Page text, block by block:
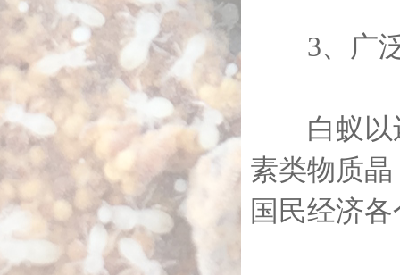
3、广
白蚁以还
素类物质
国民经济